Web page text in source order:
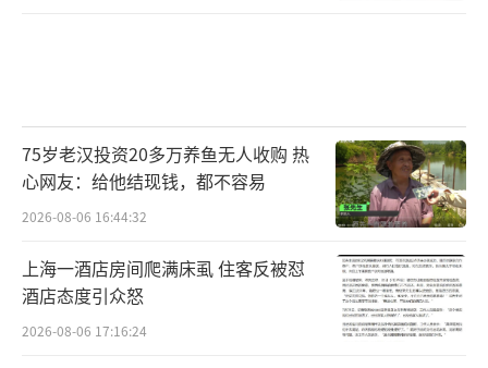
75岁老汉投资20多万养鱼无人收购 热
心网友：给他结现钱，都不容易
2026-08-06 16:44:32
上海一酒店房间爬满床虱 住客反被怼
酒店态度引众怒
2026-08-06 17:16:24